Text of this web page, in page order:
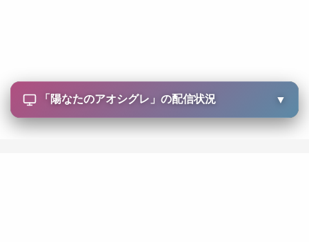
「 陽なたのアオシグレ 」の配信状況 ▼